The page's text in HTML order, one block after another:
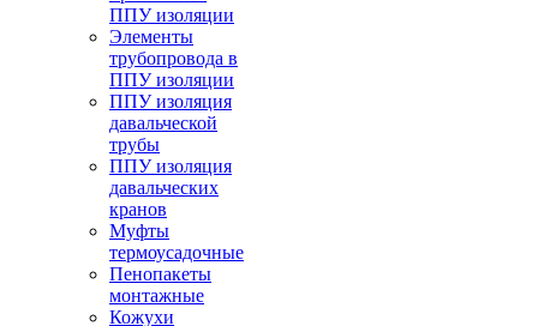
ППУ изоляции
Элементы
трубопровода в
ППУ изоляции
ППУ изоляция
давальческой
трубы
ППУ изоляция
давальческих
кранов
Муфты
термоусадочные
Пенопакеты
монтажные
Кожухи